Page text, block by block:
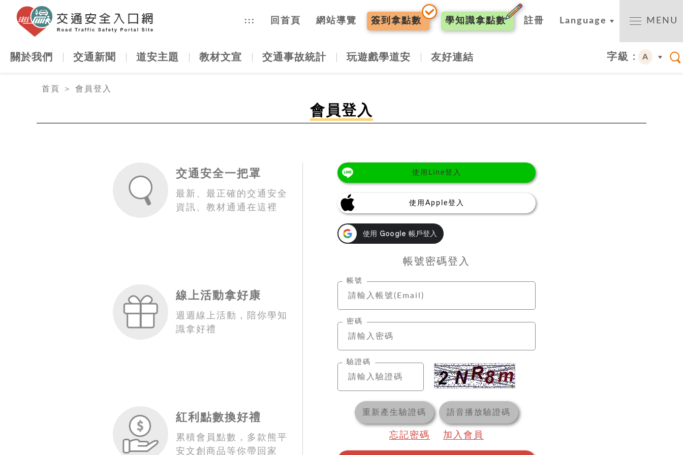
::: 回首頁 網站導覽 簽到 拿點數 學知識拿點數 註冊 Language MENU
關於我們 交通新聞 道安主題 教材文宣 交通事故統計 玩遊戲學道安 友好連結 字級 : A
首頁
＞ 會員登入
會員登入
交通安全一把罩
最新、最正確的交通安全
資訊、教材通通在這裡
線上活動拿好康
週週線上活動，陪你學知
識拿好禮
紅利點數換好禮
累積會員點數，多款熊平
安文創商品等你帶回家
使用Line登入
使用Apple登入
帳號密碼登入
帳號
密碼
驗證碼
重新產生驗證碼 語音播放驗證碼
忘記密碼 加入會員